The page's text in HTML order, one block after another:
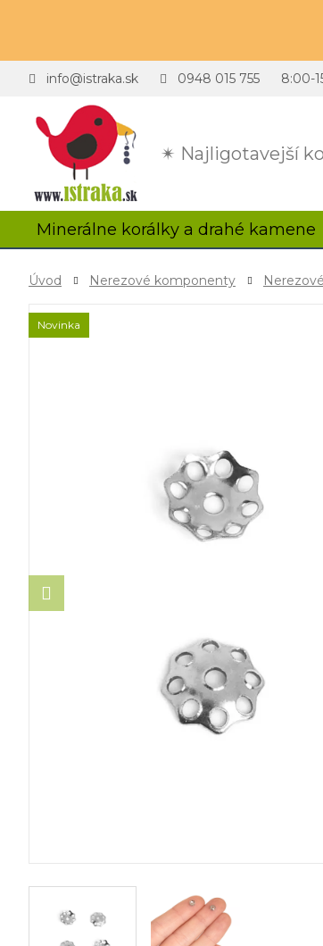
✴ Najligotavejší
info@istraka.sk 0948 015 755 8:00-
Minerálne korálky a drahé kamene
Úvod Nerezové komponenty
Novinka